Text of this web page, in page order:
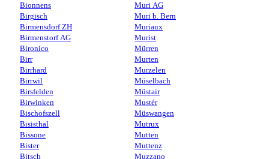
Bionnens
Birgisch
Birmensdorf ZH
Birmenstorf AG
Bironico
Birr
Birrhard
Birrwil
Birsfelden
Birwinken
Bischofszell
Bisisthal
Bissone
Bister
Bitsch
Muri AG
Muri b. Bern
Muriaux
Murist
Mürren
Murten
Murzelen
Müselbach
Müstair
Mustér
Müswangen
Mutrux
Mutten
Muttenz
Muzzano